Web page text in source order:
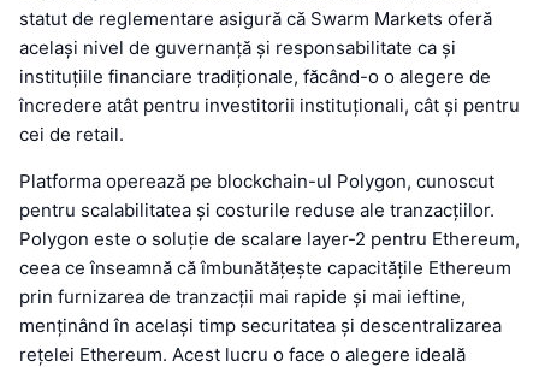
statut de reglementare asigură că Swarm Markets oferă
același nivel de guvernanță și responsabilitate ca și
instituțiile financiare tradiționale, făcând-o o alegere de
încredere atât pentru investitorii instituționali, cât și pentru
cei de retail.
Platforma operează pe blockchain-ul Polygon, cunoscut
pentru scalabilitatea și costurile reduse ale tranzacțiilor.
Polygon este o soluție de scalare layer-2 pentru Ethereum,
ceea ce înseamnă că îmbunătățește capacitățile Ethereum
prin furnizarea de tranzacții mai rapide și mai ieftine,
menținând în același timp securitatea și descentralizarea
rețelei Ethereum. Acest lucru o face o alegere ideală